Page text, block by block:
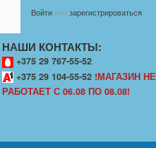
Войти илизарегистрироваться
НАШИ КОНТАКТЫ:
+375 29 767-55-52
+375 29 104-55-52 !МАГАЗИН НЕ
РАБОТАЕТ С 06.08 ПО 08.08!